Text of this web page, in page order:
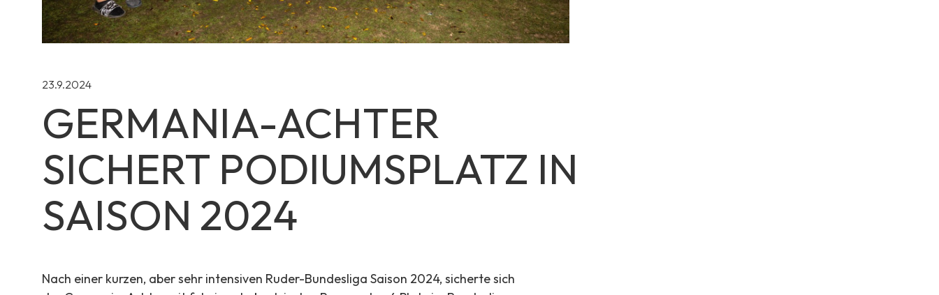
23.9.2024
GERMANIA-ACHTER
SICHERT PODIUMSPLATZ IN
SAISON 2024
Nach einer kurzen, aber sehr intensiven Ruder-Bundesliga Saison 2024, sicherte sich